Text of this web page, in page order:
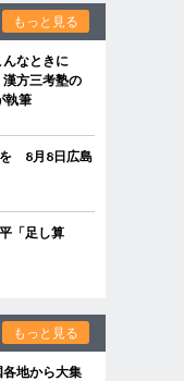
もっと見る
なときに
方三考塾の
執筆
を 8月8日広島
「足し算
もっと見る
地から大集